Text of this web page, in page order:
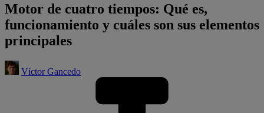
Motor de cuatro tiempos: Qué es,
funcionamiento y cuáles son sus elementos
principales
Víctor Gancedo